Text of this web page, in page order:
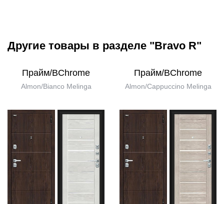
Другие товары в разделе "Bravo R"
Прайм/BChrome
Almon/Bianco Melinga
Прайм/BChrome
Almon/Cappuccino Melinga